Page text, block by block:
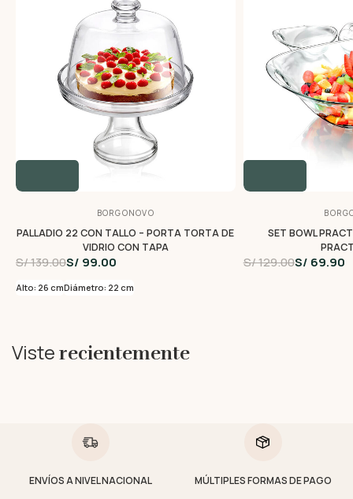
BORGONOVO
PALLADIO 22 CON TALLO – PORTA TORTA DE
VIDRIO CON TAPA
S/ 139.00S/ 99.00
Alto: 26 cmDiámetro: 22 cm
SET BOWL
S/ 129.00S/ 69.90
Viste recientemente
ENVÍOS A NIVEL NACIONAL MÚLTIPLES FORMAS DE PAGO